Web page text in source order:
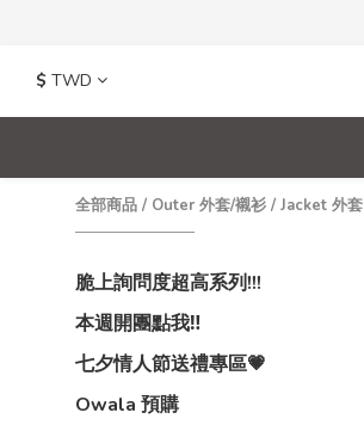
$ TWD
全部商品 / Outer 外套/襯衫 / Jacket 外套
脆上詢問度超高系列!!!
本週開團點我‼️
七夕情人節送禮專區💗
Owala 預購